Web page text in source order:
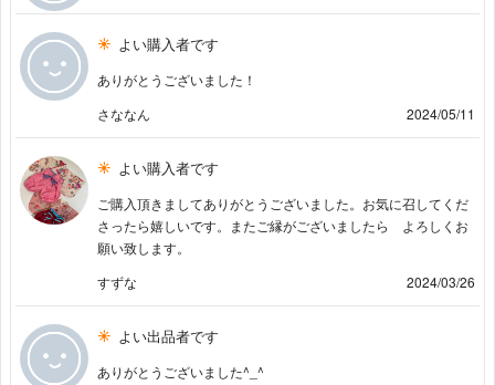
よい購入者です
ありがとうございました！
さななん
2024/05/11
よい購入者です
ご購入頂きましてありがとうございました。お気に召してくだ
さったら嬉しいです。またご縁がございましたら よろしくお
願い致します。
すずな
2024/03/26
よい出品者です
ありがとうございました^_^